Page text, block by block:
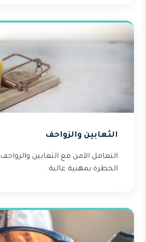
الثعابين والزواحف
التعامل الآمن مع الثعابين
الخطرة بمهنية عالية.